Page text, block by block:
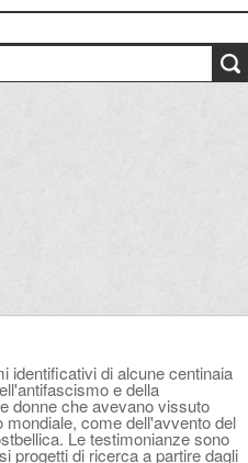
identificativi di alcune centinaia
e della
donne che avevano vissuto
come dell'avvento del
Le testimonianze sono
progetti di ricerca a partire dagli